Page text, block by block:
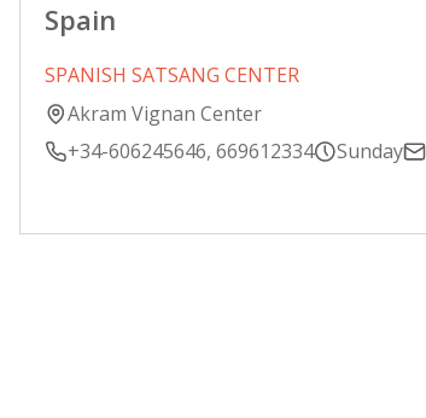
Spain
SPANISH SATSANG CENTER
Akram Vignan Center
+34-606245646, 669612334
Sunday